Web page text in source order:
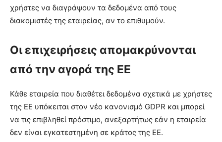
χρήστες να διαγράψουν τα δεδομένα από τους
διακομιστές της εταιρείας, αν το επιθυμούν.
Οι επιχειρήσεις απομακρύνονται
από την αγορά της ΕΕ
Κάθε εταιρεία που διαθέτει δεδομένα σχετικά με χρήστες
της ΕΕ υπόκειται στον νέο κανονισμό GDPR και μπορεί
να τις επιβληθεί πρόστιμο, ανεξαρτήτως εάν η εταιρεία
δεν είναι εγκατεστημένη σε κράτος της ΕΕ.